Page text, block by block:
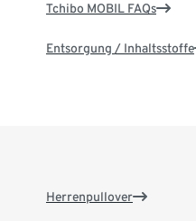
Tchibo MOBIL FAQs
Entsorgung / Inhaltsstoffe
Herrenpullover